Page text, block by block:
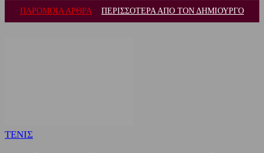
ΠΑΡΟΜΟΙΑ ΑΡΘΡΑ ΠΕΡΙΣΣΟΤΕΡΑ ΑΠΟ ΤΟΝ ΔΗΜΙΟΥΡΓΟ
ΤΕΝΙΣ